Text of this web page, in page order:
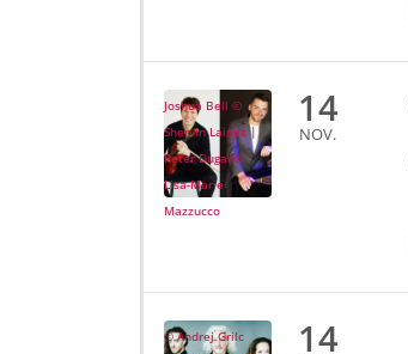
Joshua Bell ©
Shervin Lainez |
Peter Dugan©
Lisa-Marie
Mazzucco
14
NOV.
© Andrej Grilc 14